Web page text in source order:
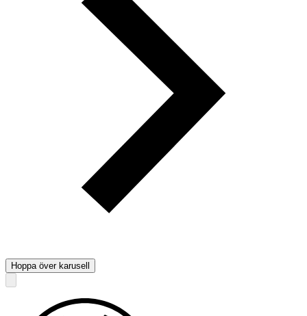
Hoppa över karusell